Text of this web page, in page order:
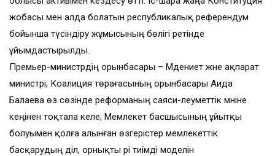
жобасы мен алда болатын республикалық референдум
бойынша түсіндіру жұмысының бөлігі ретінде
ұйымдастырылды.
Премьер-министрдің орынбасары – Мәдениет және ақпарат
министрі, Коалиция төрағасының орынбасары Аида
Балаева өз сөзінде реформаның саяси-әлеуметтік мәніне
кеңінен тоқтала келе, Мемлекет басшысының ұйытқы
болуымен қолға алынған өзгерістер мемлекеттік
басқарудың әділ, орнықты әрі тиімді моделін